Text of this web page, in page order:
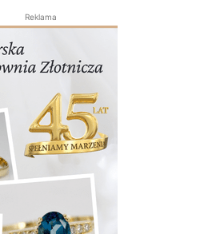
Reklama